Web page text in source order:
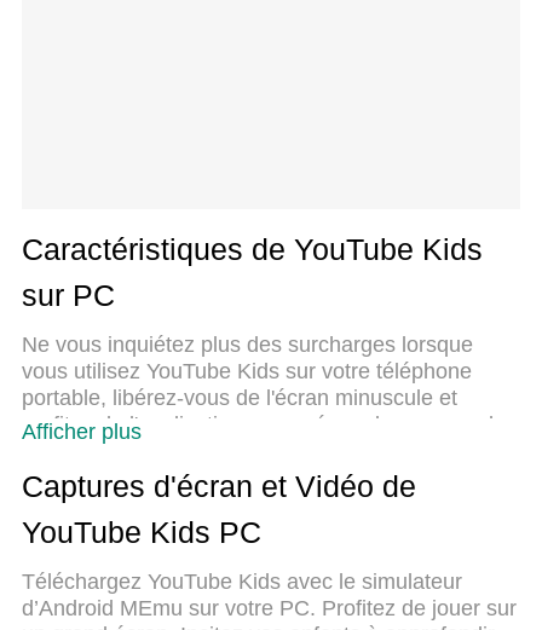
Caractéristiques de YouTube Kids
sur PC
Ne vous inquiétez plus des surcharges lorsque
vous utilisez YouTube Kids sur votre téléphone
portable, libérez-vous de l'écran minuscule et
profitez de l'application sur un écran beaucoup plus
grand. Désormais, vous pouvez utiliser votre
application en plein écran avec le clavier et la
souris. MEmu vous offre toutes les fonctionnalités
surprenantes que vous attendiez : installation
intuitives, plus de limitations de batterie, de
données mobiles et d'appels dérangeants. Le tout
Afficher plus
Captures d'écran et Vidéo de
YouTube Kids PC
Téléchargez YouTube Kids avec le simulateur
d’Android MEmu sur votre PC. Profitez de jouer sur